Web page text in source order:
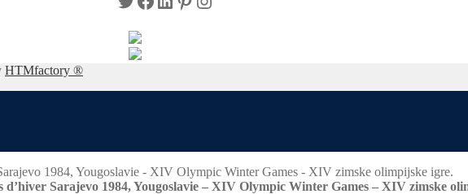
HTMfactory ®
Sarajevo 1984, Yougoslavie – XIV Olympic Winter Games – XIV zimske